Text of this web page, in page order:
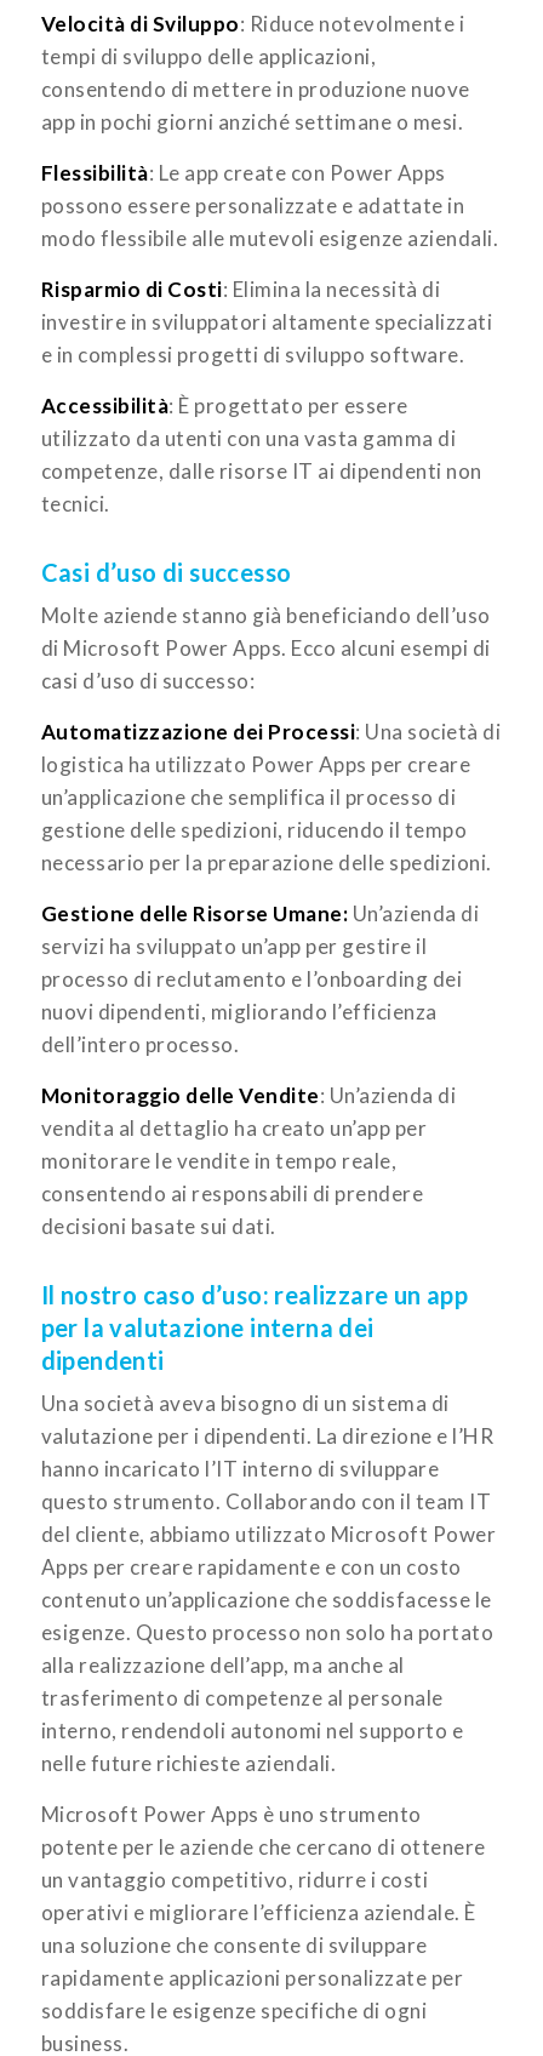
Velocità di Sviluppo: Riduce notevolmente i
tempi di sviluppo delle applicazioni,
consentendo di mettere in produzione nuove
app in pochi giorni anziché settimane o mesi.
Flessibilità: Le app create con Power Apps
possono essere personalizzate e adattate in
modo flessibile alle mutevoli esigenze aziendali.
Risparmio di Costi: Elimina la necessità di
investire in sviluppatori altamente specializzati
e in complessi progetti di sviluppo software.
Accessibilità: È progettato per essere
utilizzato da utenti con una vasta gamma di
competenze, dalle risorse IT ai dipendenti non
tecnici.
Casi d’uso di successo
Molte aziende stanno già beneficiando dell’uso
di Microsoft Power Apps. Ecco alcuni esempi di
casi d’uso di successo:
Automatizzazione dei Processi: Una società di
logistica ha utilizzato Power Apps per creare
un’applicazione che semplifica il processo di
gestione delle spedizioni, riducendo il tempo
necessario per la preparazione delle spedizioni.
Gestione delle Risorse Umane: Un’azienda di
servizi ha sviluppato un’app per gestire il
processo di reclutamento e l’onboarding dei
nuovi dipendenti, migliorando l’efficienza
dell’intero processo.
Monitoraggio delle Vendite: Un’azienda di
vendita al dettaglio ha creato un’app per
monitorare le vendite in tempo reale,
consentendo ai responsabili di prendere
decisioni basate sui dati.
Il nostro caso d’uso: realizzare un app
per la valutazione interna dei
dipendenti
Una società aveva bisogno di un sistema di
valutazione per i dipendenti. La direzione e l’HR
hanno incaricato l’IT interno di sviluppare
questo strumento. Collaborando con il team IT
del cliente, abbiamo utilizzato Microsoft Power
Apps per creare rapidamente e con un costo
contenuto un’applicazione che soddisfacesse le
esigenze. Questo processo non solo ha portato
alla realizzazione dell’app, ma anche al
trasferimento di competenze al personale
interno, rendendoli autonomi nel supporto e
nelle future richieste aziendali.
Microsoft Power Apps è uno strumento
potente per le aziende che cercano di ottenere
un vantaggio competitivo, ridurre i costi
operativi e migliorare l’efficienza aziendale. È
una soluzione che consente di sviluppare
rapidamente applicazioni personalizzate per
soddisfare le esigenze specifiche di ogni
business.